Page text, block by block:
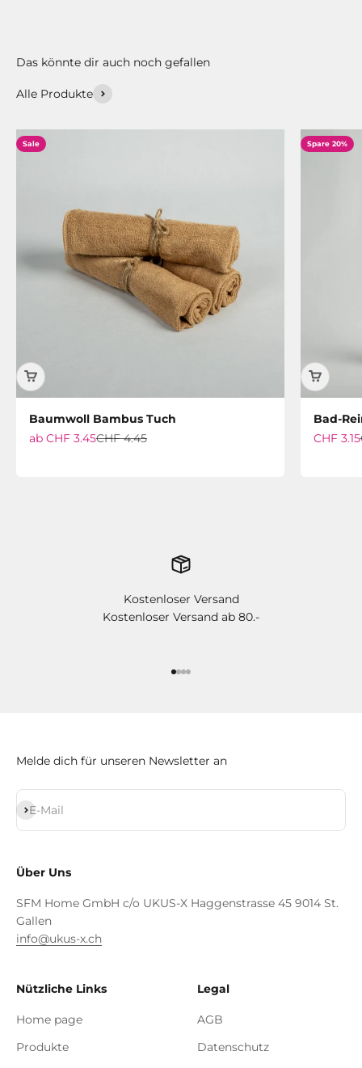
Alle Produkte
Sale
Baumwoll Bambus Tuch
Angebot
ab CHF 3.45Regulärer Preis
CHF 4.45
Spare 20%
Bad-
Angebot
CHF 3.15
Kostenloser Versand
Kostenloser Versand ab 80.-
Melde dich für unseren Newsletter an
E-Mail
Abonnieren
Über Uns
SFM Home GmbH c/o UKUS-X Haggenstrasse 45 9014 St.
Gallen
info@ukus-x.ch
Nützliche Links
Home page
Produkte
Legal
AGB
Datenschutz